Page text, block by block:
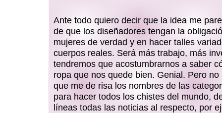
Ante todo quiero decir que la idea me
de que los diseñadores tengan la
mujeres de verdad y en hacer talles
cuerpos reales. Será más trabajo, más
tendremos que acostumbrarnos a saber
ropa que nos quede bien. Genial. Pero no
que me de risa los nombres de las
para hacer todos los chistes del mundo,
líneas todas las noticias al respecto, por